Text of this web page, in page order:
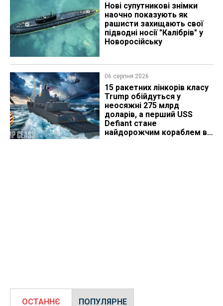
Нові супутникові знімки
наочно показують як
рашисти захищають свої
підводні носії "Калібрів" у
Новоросійську
06 серпня 2026
15 ракетних лінкорів класу
Trump обійдуться у
неосяжні 275 млрд
доларів, а перший USS
Defiant стане
найдорожчим кораблем в
ОСТАННЄ ПОПУЛЯРНЕ